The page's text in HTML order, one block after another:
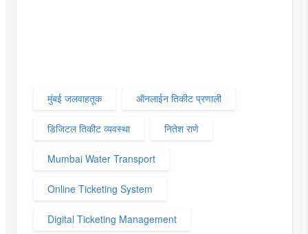
मुंबई जलवाहतूक ऑनलाईन तिकीट प्रणाली
डिजिटल तिकीट व्यवस्था नितेश राणे
Mumbai Water Transport
Online Ticketing System
Digital Ticketing Management